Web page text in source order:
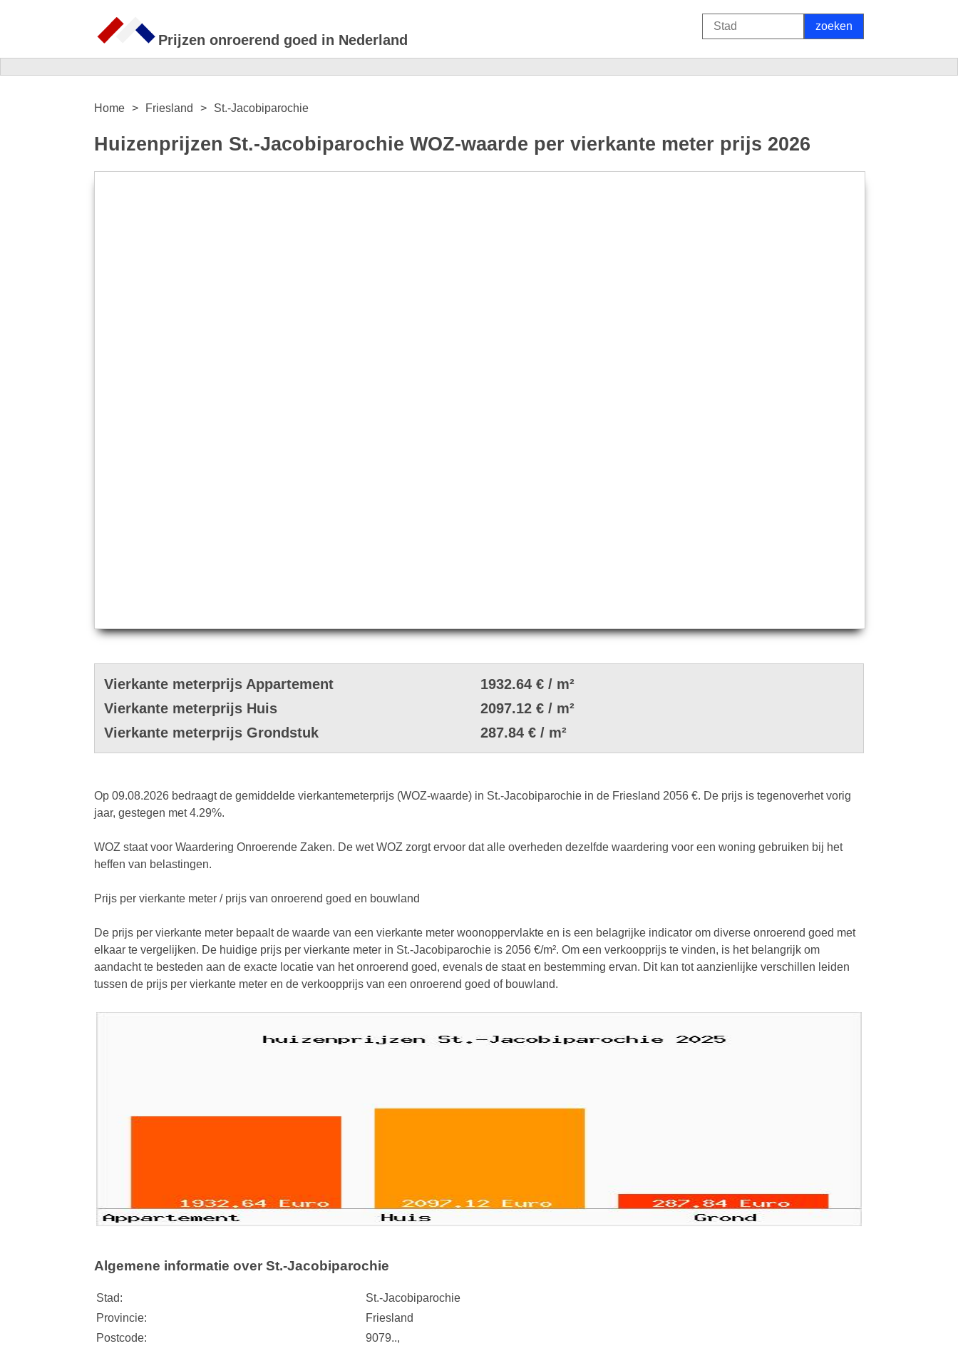
Prijzen onroerend goed in Nederland
Home Friesland St.-Jacobiparochie
Huizenprijzen St.-Jacobiparochie WOZ-waarde per vierkante meter prijs 2026
Vierkante meterprijs Appartement
1932.64 € / m²
Vierkante meterprijs Huis
2097.12 € / m²
Vierkante meterprijs Grondstuk
287.84 € / m²
Op 09.08.2026 bedraagt de gemiddelde vierkantemeterprijs (WOZ-waarde) in St.-Jacobiparochie in de Friesland 2056 €. De prijs is tegenoverhet vorig
jaar, gestegen met 4.29%.
WOZ staat voor Waardering Onroerende Zaken. De wet WOZ zorgt ervoor dat alle overheden dezelfde waardering voor een woning gebruiken bij het
heffen van belastingen.
Prijs per vierkante meter / prijs van onroerend goed en bouwland
De prijs per vierkante meter bepaalt de waarde van een vierkante meter woonoppervlakte en is een belagrijke indicator om diverse onroerend goed met
elkaar te vergelijken. De huidige prijs per vierkante meter in St.-Jacobiparochie is 2056 €/m². Om een verkoopprijs te vinden, is het belangrijk om
aandacht te besteden aan de exacte locatie van het onroerend goed, evenals de staat en bestemming ervan. Dit kan tot aanzienlijke verschillen leiden
tussen de prijs per vierkante meter en de verkoopprijs van een onroerend goed of bouwland.
Algemene informatie over St.-Jacobiparochie
Stad:
St.-Jacobiparochie
Provincie:
Friesland
Postcode:
9079..,